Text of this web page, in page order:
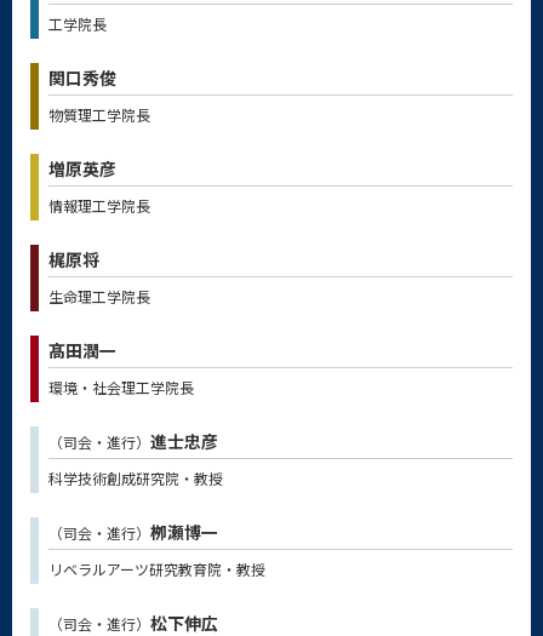
工学院長
関口秀俊
物質理工学院長
増原英彦
情報理工学院長
梶原将
生命理工学院長
髙田潤一
環境・社会理工学院長
（司会・進行） 進士忠彦
科学技術創成研究院・教授
（司会・進行） 栁瀬博一
リベラルアーツ研究教育院・教授
（司会・進行） 松下伸広